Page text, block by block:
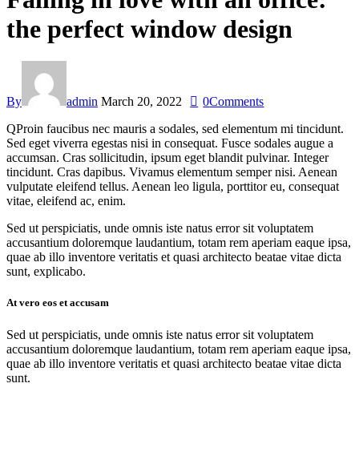
the perfect window design
By admin March 20, 2022 0Comments
QProin faucibus nec mauris a sodales, sed elementum mi tincidunt.
Sed eget viverra egestas nisi in consequat. Fusce sodales augue a
accumsan. Cras sollicitudin, ipsum eget blandit pulvinar. Integer
tincidunt. Cras dapibus. Vivamus elementum semper nisi. Aenean
vulputate eleifend tellus. Aenean leo ligula, porttitor eu, consequat
vitae, eleifend ac, enim.
Sed ut perspiciatis, unde omnis iste natus error sit voluptatem
accusantium doloremque laudantium, totam rem aperiam eaque ipsa,
quae ab illo inventore veritatis et quasi architecto beatae vitae dicta
sunt, explicabo.
At vero eos et accusam
Sed ut perspiciatis, unde omnis iste natus error sit voluptatem
accusantium doloremque laudantium, totam rem aperiam eaque ipsa,
quae ab illo inventore veritatis et quasi architecto beatae vitae dicta
sunt.